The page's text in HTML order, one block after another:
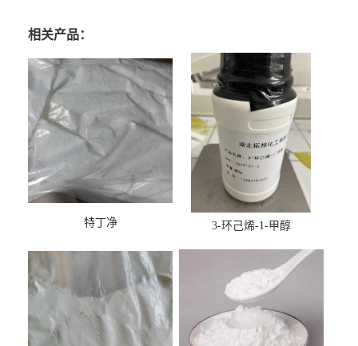
相关产品：
特丁净 3-环己烯-1-甲醇